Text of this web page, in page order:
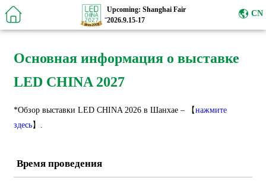
Upcoming: Shanghai Fair
2026.9.15-17
CN
Основная информация о выставке
LED CHINA 2027
*Обзор выставки LED CHINA 2026 в Шанхае – 【нажмите
здесь】.
Время проведения